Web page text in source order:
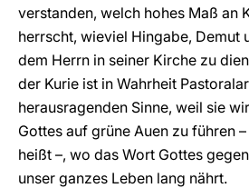
verstanden, welch hohes Maß an
herrscht, wieviel Hingabe, Demut
dem Herrn in seiner Kirche zu
der Kurie ist in Wahrheit
herausragenden Sinne, weil sie
Gottes auf grüne Auen zu führen
heißt –, wo das Wort Gottes
unser ganzes Leben lang nährt.